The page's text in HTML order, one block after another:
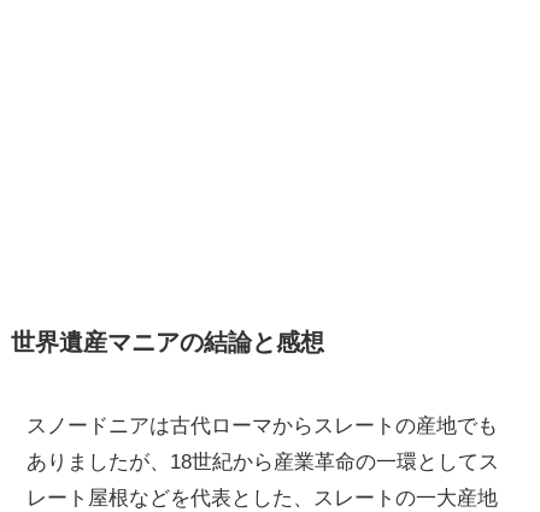
世界遺産マニアの結論と感想
スノードニアは古代ローマからスレートの産地でも
ありましたが、18世紀から産業革命の一環としてス
レート屋根などを代表とした、スレートの一大産地